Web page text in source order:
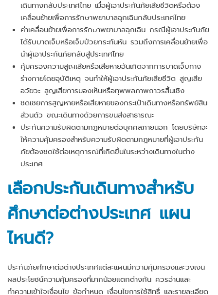
เดินทางกลับประเทศไทย เมื่อผู้เอาประกันภัยเสียชีวิตหรือต้อง
เคลื่อนย้ายเพื่อการรักษาพยาบาลฉุกเฉินกลับประเทศไทย
ค่าเคลื่อนย้ายเพื่อการรักษาพยาบาลฉุกเฉิน กรณีผู้เอาประกันภัย
ได้รับบาดเจ็บหรือเจ็บป่วยกระทันหัน รวมถึงการเคลื่อนย้ายเพื่อ
นำผู้เอาประกันภัยกลับสู่ประเทศไทย
คุ้มครองความสูญเสียหรือเสียหายอันเกิดจากการบาดเจ็บทาง
ร่างกายโดยอุบัติเหตุ จนทำให้ผู้เอาประกันภัยเสียชีวิต สูญเสีย
อวัยวะ สูญเสียการมองเห็นหรือทุพพลภาพถาวรสิ้นเชิง
ชดเชยการสูญหายหรือเสียหายของกระเป๋าเดินทางหรือทรัพย์สิน
ส่วนตัว ขณะเดินทางด้วยการขนส่งสาธารณะ
ประกันความรับผิดตามกฎหมายต่อบุคคลภายนอก โดยบริษัทจะ
ให้ความคุ้มครองสำหรับความรับผิดตามกฎหมายที่ผู้เอาประกัน
ภัยต้องชดใช้ต่อเหตุการณ์ที่เกิดขึ้นในระหว่างเดินทางในต่าง
ประเทศ
เลือกประกันเดินทางสำหรับ
ศึกษาต่อต่างประเทศ แผน
ไหนดี?
ประกันภัยศึกษาต่อต่างประเทศแต่ละแผนมีความคุ้มครองและวงเงิน
ผลประโยชน์ความคุ้มครองที่มากน้อยแตกต่างกัน ควรอ่านและ
ทำความเข้าใจเงื่อนไข ข้อกำหนด เงื่อนไขการใช้สิทธิ์ และรายละเอียด